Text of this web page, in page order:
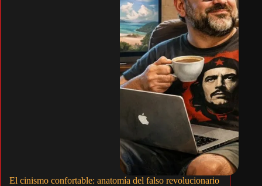
El cinismo confortable: anatomía del falso revolucionario